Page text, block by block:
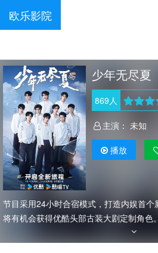
欧乐影院
少年无尽夏
869人
主演： 未知
播放
节目采用24小时合宿模式，打造内娱首
将有机会获得优酷头部古装大剧定制角色
径，展现一群少年的真实生活，更是一
进组机会，见证少年们的成长与蜕变。